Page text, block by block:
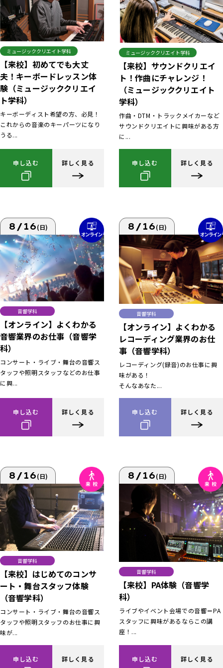
ミュージッククリエイト学科
【来校】初めてでも大丈
夫！キーボードレッスン体
験（ミュージッククリエイ
ト学科）
キーボーディスト希望の方、必見！
これからの音楽のキーパーツになり
うる...
申し込む 詳しく見る
ミュージッククリエイト学科
【来校】サウンドクリエイ
ト！作曲にチャレンジ！
（ミュージッククリエイト
学科）
作曲・DTM・トラックメイカーなど
サウンドクリエイトに興味がある方
に...
申し込む 詳しく見る
8/16(日)
音響学科
【オンライン】よくわかる
音響業界のお仕事（音響学
科）
コンサート・ライブ・舞台の音響ス
タッフや照明スタッフなどのお仕事
に興...
申し込む 詳しく見る
8/16(日)
音響学科
【オンライン】よくわかる
レコーディング業界のお仕
事（音響学科）
レコーディング(録音)のお仕事に興
味がある！
そんなあなた...
申し込む 詳しく見る
8/16(日)
音響学科
【来校】はじめてのコンサ
ート・舞台スタッフ体験
（音響学科）
コンサート・ライブ・舞台の音響ス
タッフや照明スタッフのお仕事に興
味が...
申し込む 詳しく見る
8/16(日)
音響学科
【来校】PA体験（音響学
科）
ライブやイベント会場での音響＝PA
スタッフに興味があるならこの講
座！...
申し込む 詳しく見る